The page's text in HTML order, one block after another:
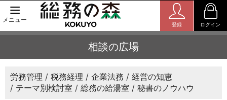
メニュー
登録 ログイン
相談の広場
労務管理 税務経理 企業法務
経営の知恵
テーマ別検討室
総務の給湯室 秘書のノウハウ